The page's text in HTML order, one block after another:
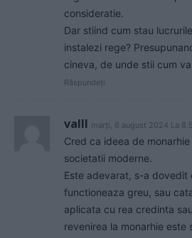
consideratie.
Dar stiind cum stau
instalezi rege?
cineva, de unde stii cum
Răspundeți
valll marți, 6 august 2024 La
Cred ca ideea de
societatii moderne.
Este adevarat, s-a dovedit
functioneaza greu, sau
aplicata cu rea credinta
revenirea la monarhie este